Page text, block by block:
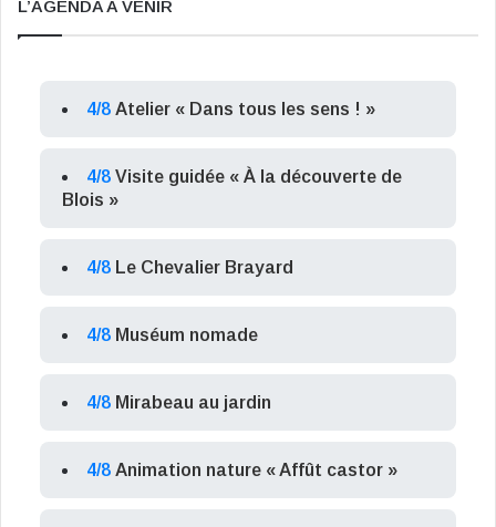
L’AGENDA A VENIR
4/8 Atelier « Dans tous les sens ! »
4/8 Visite guidée « À la découverte de
Blois »
4/8 Le Chevalier Brayard
4/8 Muséum nomade
4/8 Mirabeau au jardin
4/8 Animation nature « Affût castor »